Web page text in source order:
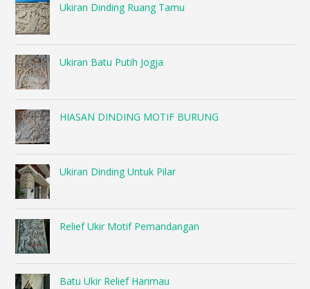
Ukiran Dinding Ruang Tamu
Ukiran Batu Putih Jogja
HIASAN DINDING MOTIF BURUNG
Ukiran Dinding Untuk Pilar
Relief Ukir Motif Pemandangan
Batu Ukir Relief Harimau